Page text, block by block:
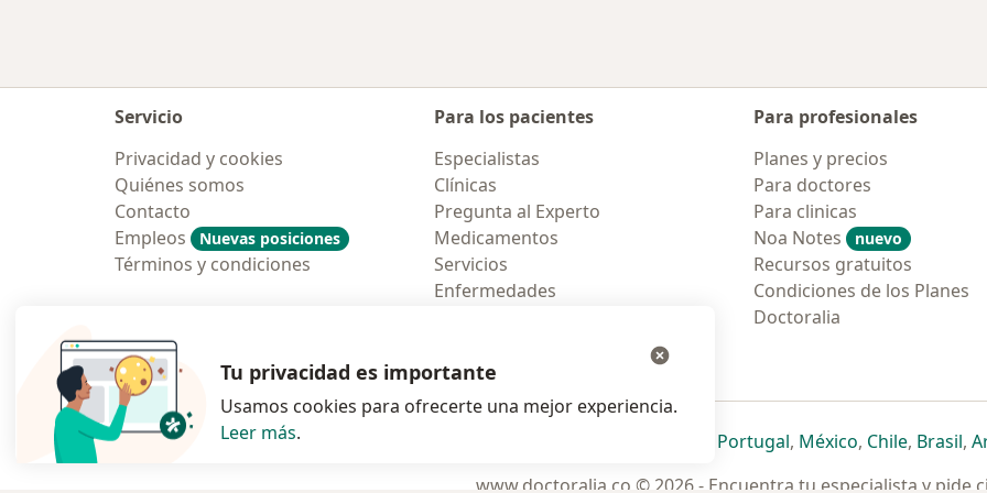
Servicio
Privacidad y cookies
Quiénes somos
Contacto
Empleos
Nuevas posiciones
Términos y condiciones
Para los pacientes
Especialistas
Clínicas
Pregunta al Experto
Medicamentos
Servicios
Enfermedades
Para profesionales
Planes y precios
Para doctores
Para clinicas
Noa Notes
nuevo
Recursos gratuitos
Condiciones de los Planes
Doctoralia
Polska se abre en una nueva pestaña
se abre en una nueva pestaña
se abre en una nueva pestaña
se abre en una nueva pestaña
Portugalse abre en una nueva
, Méxicose abre en una
, Chilese abre
, Brasilse
,
www.doctoralia.co © 2026 - Encuentra tu especialista y pide
Tu privacidad es importante
Usamos cookies para ofrecerte una mejor experiencia.
Leer más.